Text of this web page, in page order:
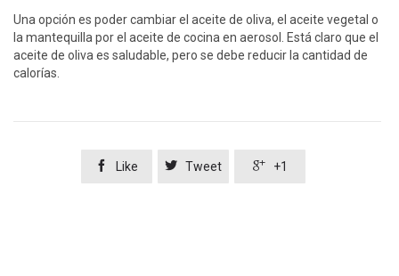
Una opción es poder cambiar el aceite de oliva, el aceite vegetal o
la mantequilla por el aceite de cocina en aerosol. Está claro que el
aceite de oliva es saludable, pero se debe reducir la cantidad de
calorías.
 Like  Tweet  +1